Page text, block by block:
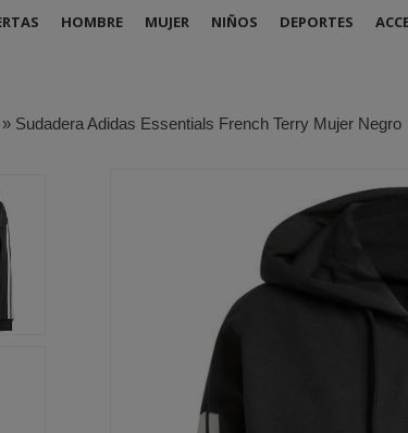
HOMBRE MUJER NIÑOS DEPORTES
» Sudadera Adidas Essentials French Terry Mujer Negro